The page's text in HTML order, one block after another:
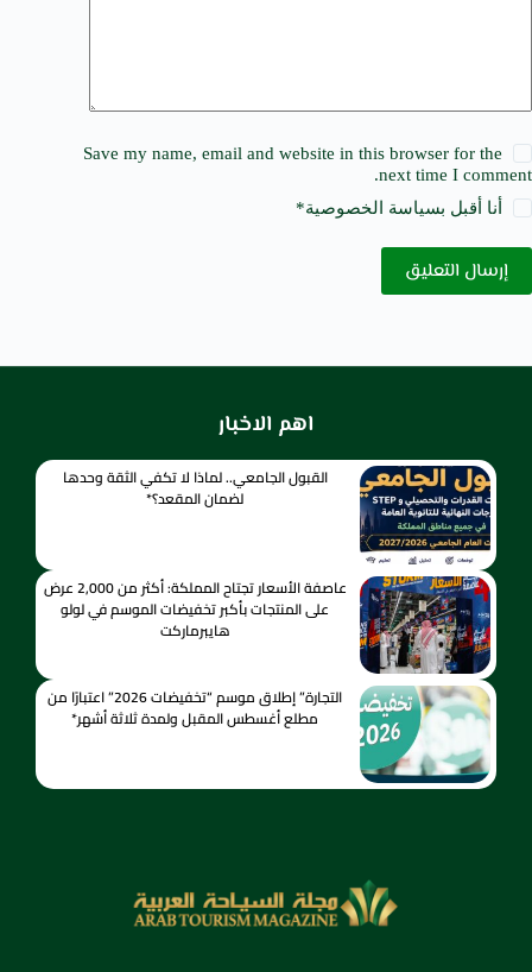
Save my name, email and website in this browser for the
next time I comment.
أنا أقبل بسياسة الخصوصية*
إرسال التعليق
اهم الاخبار
القبول الجامعي.. لماذا لا تكفي الثقة وحدها
لضمان المقعد؟*
عاصفة الأسعار تجتاح المملكة: أكثر من 2,000 عرض
على المنتجات بأكبر تخفيضات الموسم في لولو
هايبرماركت
التجارة” إطلاق موسم “تخفيضات 2026” اعتبارًا من
مطلع أغسطس المقبل ولمدة ثلاثة أشهر*